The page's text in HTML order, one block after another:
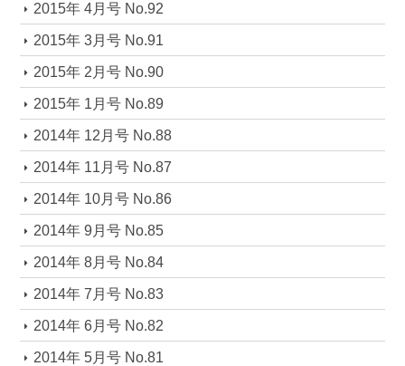
2015年 4月号 No.92
2015年 3月号 No.91
2015年 2月号 No.90
2015年 1月号 No.89
2014年 12月号 No.88
2014年 11月号 No.87
2014年 10月号 No.86
2014年 9月号 No.85
2014年 8月号 No.84
2014年 7月号 No.83
2014年 6月号 No.82
2014年 5月号 No.81